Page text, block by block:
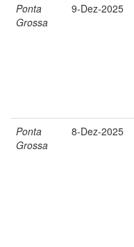
Ponta
Grossa
9-Dez-2025
Ponta
Grossa
8-Dez-2025